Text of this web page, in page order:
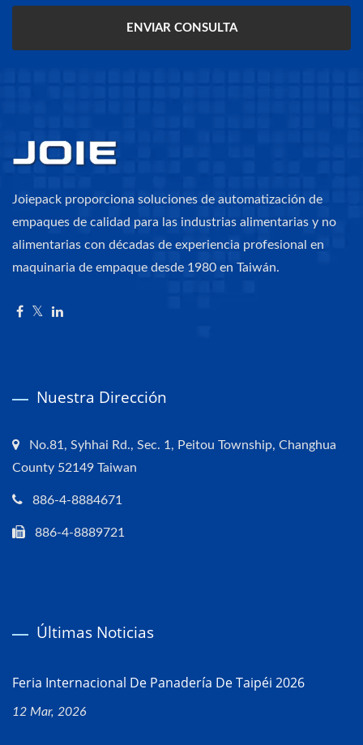
ENVIAR CONSULTA
Joiepack proporciona soluciones de automatización de
empaques de calidad para las industrias alimentarias y no
alimentarias con décadas de experiencia profesional en
maquinaria de empaque desde 1980 en Taiwán.
Nuestra Dirección
No.81, Syhhai Rd., Sec. 1, Peitou Township, Changhua
County 52149 Taiwan
886-4-8884671
886-4-8889721
Últimas Noticias
Feria Internacional De Panadería De Taipéi 2026
12 Mar, 2026